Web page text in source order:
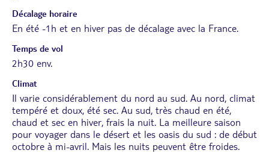
Décalage horaire
En été -1h et en hiver pas de décalage avec la France.
Temps de vol
2h30 env.
Climat
Il varie considérablement du nord au sud. Au nord, climat
tempéré et doux, été sec. Au sud, très chaud en été,
chaud et sec en hiver, frais la nuit. La meilleure saison
pour voyager dans le désert et les oasis du sud : de début
octobre à mi-avril. Mais les nuits peuvent être froides.